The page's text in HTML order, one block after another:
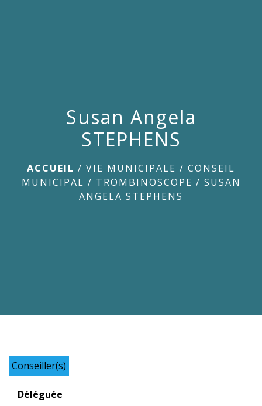
Susan Angela
STEPHENS
ACCUEIL / VIE MUNICIPALE / CONSEIL
MUNICIPAL / TROMBINOSCOPE / SUSAN
ANGELA STEPHENS
Conseiller(s)
Déléguée